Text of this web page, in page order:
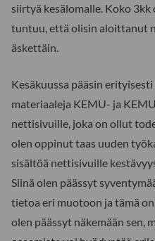
siirtyä kesälomalle. Koko
tuntuu, että olisin aloittanut
äskettäin.
Kesäkuussa pääsin
materiaaleja KEMU- ja
nettisivuille, joka on ollut
olen oppinut taas uuden
sisältöä nettisivuille
Siinä olen päässyt
tietoa eri muotoon ja tämä
olen päässyt näkemään sen,